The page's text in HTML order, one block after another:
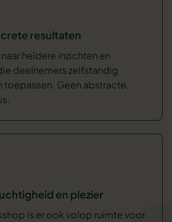
resultaten
heldere inzichten en
deelnemers zelfstandig
toepassen. Geen abstracte,
en plezier
is er ook volop ruimte voor